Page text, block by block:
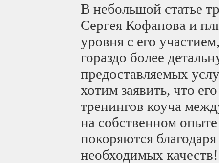
В небольшой статье
Сергея Кофанова и
уровня с его
гораздо более
предоставляемых
хотим заявить, что
тренингов коуча
на собственном
покоряются
необходимых качеств!